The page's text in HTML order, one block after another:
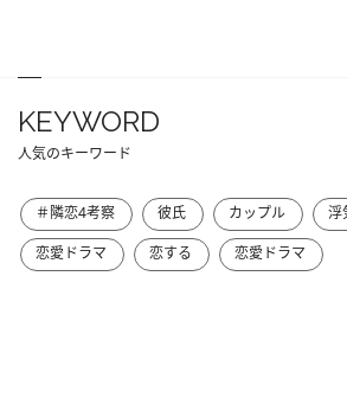
KEYWORD
人気のキーワード
＃隣恋4考察 彼氏 カップル 浮
恋愛ドラマ
恋する 恋愛ドラマ